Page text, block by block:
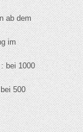
ab dem
im
bei 1000
500